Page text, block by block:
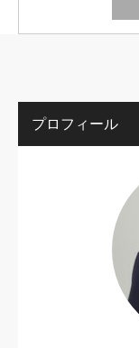
プロフィール